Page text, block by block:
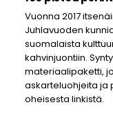
Vuonna 2017
Juhlavuoden
suomalaista
kahvinjuontiin.
materiaalipaketti,
askarteluohjeita ja
oheisesta linkistä.